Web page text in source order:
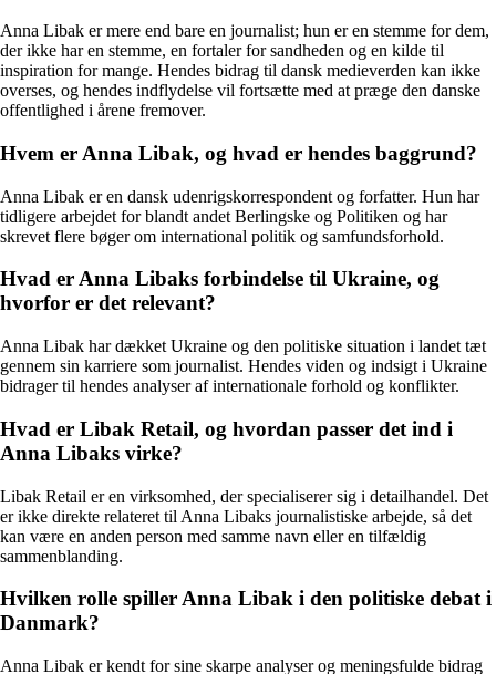
Anna Libak er mere end bare en journalist; hun er en stemme for dem,
der ikke har en stemme, en fortaler for sandheden og en kilde til
inspiration for mange. Hendes bidrag til dansk medieverden kan ikke
overses, og hendes indflydelse vil fortsætte med at præge den danske
offentlighed i årene fremover.
Hvem er Anna Libak, og hvad er hendes baggrund?
Anna Libak er en dansk udenrigskorrespondent og forfatter. Hun har
tidligere arbejdet for blandt andet Berlingske og Politiken og har
skrevet flere bøger om international politik og samfundsforhold.
Hvad er Anna Libaks forbindelse til Ukraine, og
hvorfor er det relevant?
Anna Libak har dækket Ukraine og den politiske situation i landet tæt
gennem sin karriere som journalist. Hendes viden og indsigt i Ukraine
bidrager til hendes analyser af internationale forhold og konflikter.
Hvad er Libak Retail, og hvordan passer det ind i
Anna Libaks virke?
Libak Retail er en virksomhed, der specialiserer sig i detailhandel. Det
er ikke direkte relateret til Anna Libaks journalistiske arbejde, så det
kan være en anden person med samme navn eller en tilfældig
sammenblanding.
Hvilken rolle spiller Anna Libak i den politiske debat i
Danmark?
Anna Libak er kendt for sine skarpe analyser og meningsfulde bidrag